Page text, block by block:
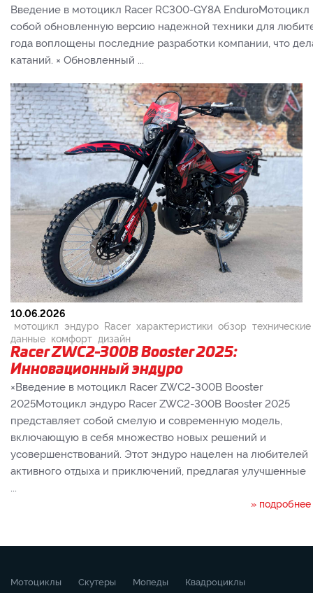
Введение в мотоцикл Racer RC300-GY8A
собой обновленную версию надежной техники для
года воплощены последние разработки компании, что
катаний. × Обновленный ...
10.06.2026
мотоцикл эндуро Racer характеристики обзор технические
данные комфорт дизайн
Racer ZWC2-300B Booster 2025:
Инновационный эндуро
×Введение в мотоцикл Racer ZWC2-300B Booster
2025Мотоцикл эндуро Racer ZWC2-300B Booster 2025
представляет собой смелую и современную модель,
включающую в себя множество новых решений и
усовершенствований. Этот эндуро нацелен на любителей
активного отдыха и приключений, предлагая улучшенные
» подробнее
Мотоциклы Скутеры Мопеды
Квадроциклы